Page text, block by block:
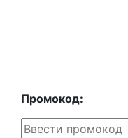
Промокод: